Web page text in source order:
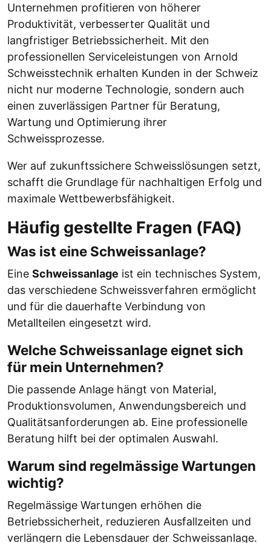
Unternehmen profitieren von höherer
Produktivität, verbesserter Qualität und
langfristiger Betriebssicherheit. Mit den
professionellen Serviceleistungen von Arnold
Schweisstechnik erhalten Kunden in der Schweiz
nicht nur moderne Technologie, sondern auch
einen zuverlässigen Partner für Beratung,
Wartung und Optimierung ihrer
Schweissprozesse.
Wer auf zukunftssichere Schweisslösungen setzt,
schafft die Grundlage für nachhaltigen Erfolg und
maximale Wettbewerbsfähigkeit.
Häufig gestellte Fragen (FAQ)
Was ist eine Schweissanlage?
Eine Schweissanlage ist ein technisches System,
das verschiedene Schweissverfahren ermöglicht
und für die dauerhafte Verbindung von
Metallteilen eingesetzt wird.
Welche Schweissanlage eignet sich
für mein Unternehmen?
Die passende Anlage hängt von Material,
Produktionsvolumen, Anwendungsbereich und
Qualitätsanforderungen ab. Eine professionelle
Beratung hilft bei der optimalen Auswahl.
Warum sind regelmässige Wartungen
wichtig?
Regelmässige Wartungen erhöhen die
Betriebssicherheit, reduzieren Ausfallzeiten und
verlängern die Lebensdauer der Schweissanlage.